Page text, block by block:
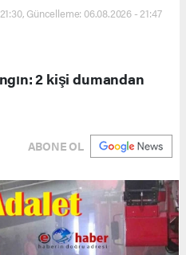
Güncelleme: 06.08.2026 - 21:47
2 kişi dumandan
ABONE OL